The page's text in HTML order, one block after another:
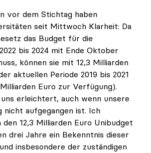
vor dem Stichtag haben
seit Mittwoch Klarheit: Da
das Budget für die
bis 2024 mit Ende Oktober
können sie mit 12,3 Milliarden
aktuellen Periode 2019 bis 2021
Euro zur Verfügung).
erleichtert, auch wenn unsere
nicht aufgegangen ist. Ich
12,3 Milliarden Euro Unibudget
drei Jahre ein Bekenntnis dieser
insbesondere der zuständigen